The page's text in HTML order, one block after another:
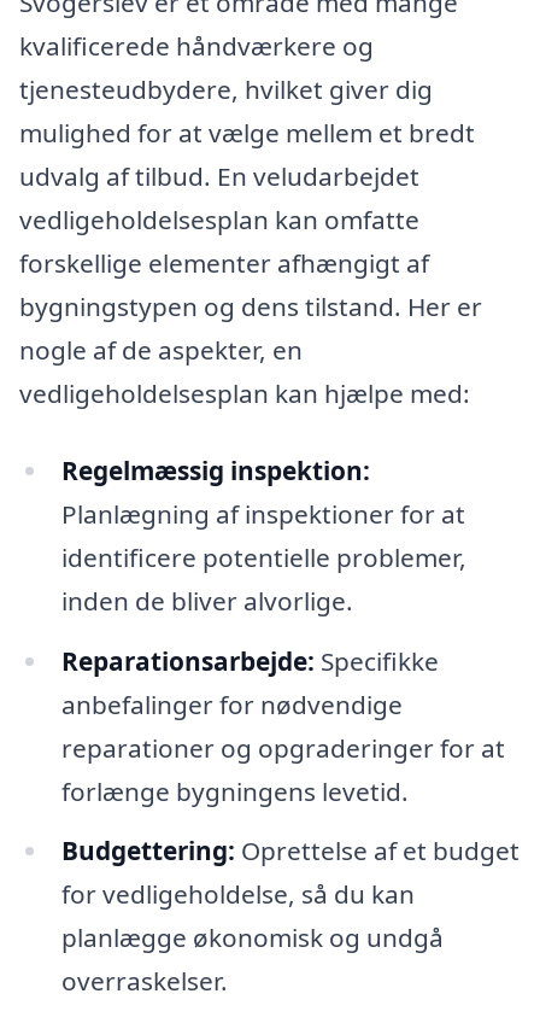
kvalificerede håndværkere og
tjenesteudbydere, hvilket giver dig
mulighed for at vælge mellem et bredt
udvalg af tilbud. En veludarbejdet
vedligeholdelsesplan kan omfatte
forskellige elementer afhængigt af
bygningstypen og dens tilstand. Her er
nogle af de aspekter, en
vedligeholdelsesplan kan hjælpe med:
Regelmæssig inspektion:
Planlægning af inspektioner for at
identificere potentielle problemer,
inden de bliver alvorlige.
Reparationsarbejde: Specifikke
anbefalinger for nødvendige
reparationer og opgraderinger for at
forlænge bygningens levetid.
Budgettering: Oprettelse af et budget
for vedligeholdelse, så du kan
planlægge økonomisk og undgå
overraskelser.